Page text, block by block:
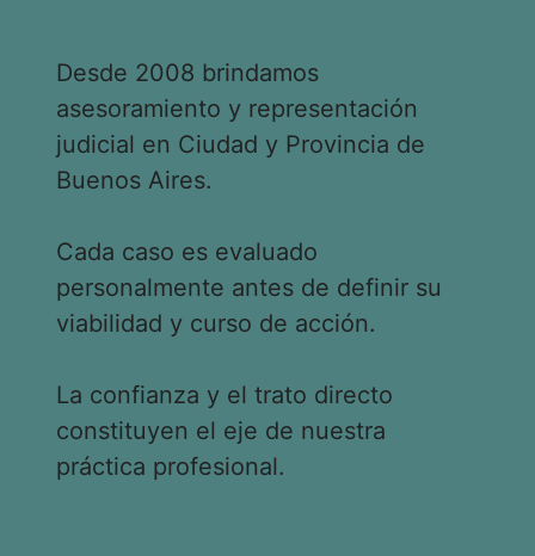
Desde 2008 brindamos
asesoramiento y representación
judicial en Ciudad y Provincia de
Buenos Aires.
Cada caso es evaluado
personalmente antes de definir su
viabilidad y curso de acción.
La confianza y el trato directo
constituyen el eje de nuestra
práctica profesional.